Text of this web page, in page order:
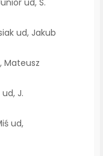
ud, S.
ud, Jakub
Mateusz
J.
ud,